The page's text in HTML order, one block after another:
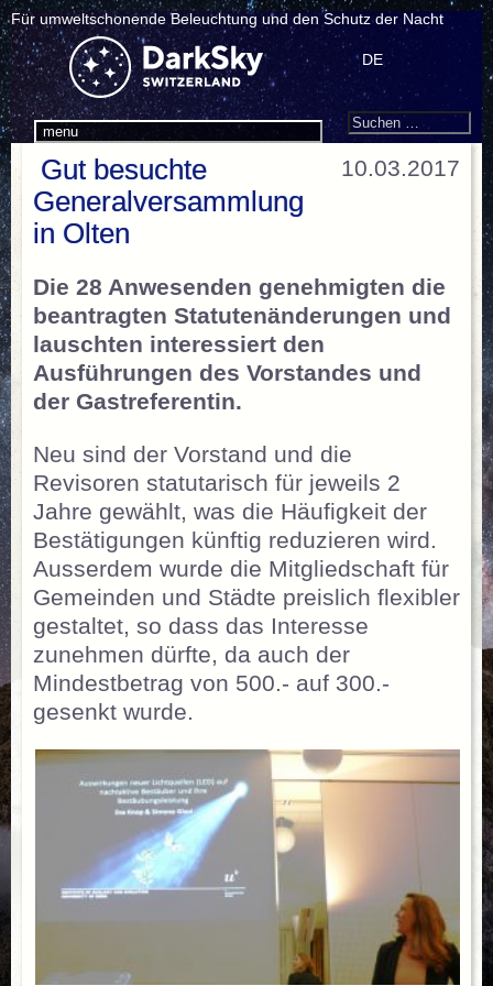
Für umweltschonende Beleuchtung und den Schutz der Nacht
menu
DE
Search
Suchen
10.03.2017
Gut besuchte
Generalversammlung
in Olten
Die 28 Anwesenden genehmigten die
beantragten Statutenänderungen und
lauschten interessiert den
Ausführungen des Vorstandes und
der Gastreferentin.
Neu sind der Vorstand und die
Revisoren statutarisch für jeweils 2
Jahre gewählt, was die Häufigkeit der
Bestätigungen künftig reduzieren wird.
Ausserdem wurde die Mitgliedschaft für
Gemeinden und Städte preislich flexibler
gestaltet, so dass das Interesse
zunehmen dürfte, da auch der
Mindestbetrag von 500.- auf 300.-
gesenkt wurde.